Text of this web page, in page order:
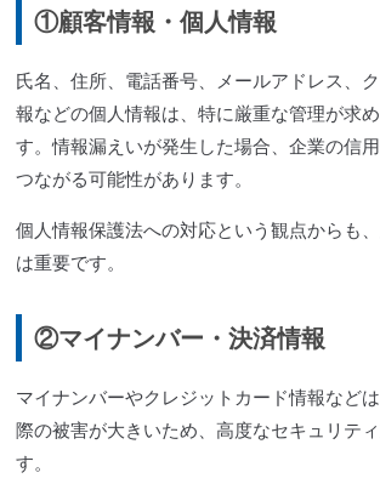
①顧客情報・個人情報
氏名、住所、電話番号、メールアドレス、
報などの個人情報は、特に厳重な管理が求
す。情報漏えいが発生した場合、企業の信
つながる可能性があります。
個人情報保護法への対応という観点からも
は重要です。
②マイナンバー・決済情報
マイナンバーやクレジットカード情報など
際の被害が大きいため、高度なセキュリテ
す。